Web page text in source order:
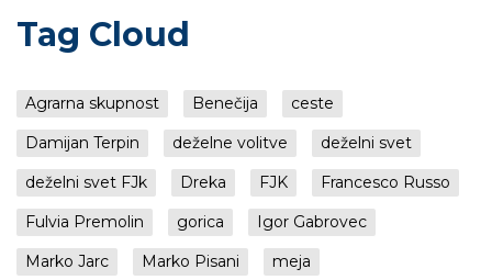
Tag Cloud
Agrarna skupnost Benečija
ceste
Damijan Terpin
deželne volitve
deželni svet
deželni svet FJk
Dreka FJK
Francesco Russo
Fulvia Premolin
gorica
Igor Gabrovec
Marko Jarc
Marko Pisani
meja